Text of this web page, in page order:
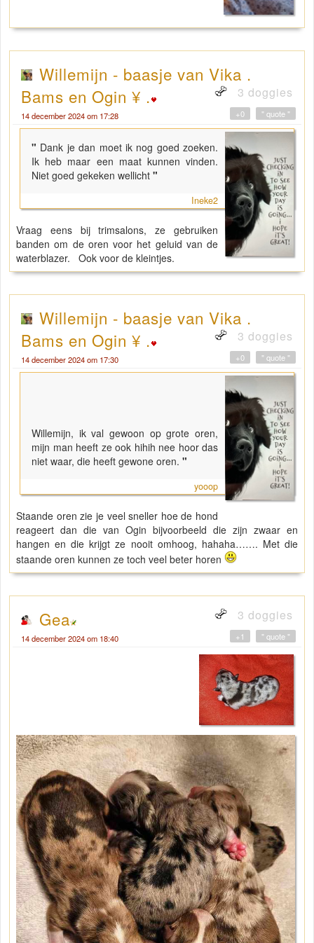
Willemijn - baasje van Vika .
Bams en Ogin ¥ .
3 doggies
14 december 2024 om 17:28 " quote "
+0
" Dank je dan moet ik nog goed zoeken.
Ik heb maar een maat kunnen vinden.
Niet goed gekeken wellicht "
Ineke2
Vraag eens bij trimsalons, ze gebruiken
banden om de oren voor het geluid van de
waterblazer. Ook voor de kleintjes.
Willemijn - baasje van Vika .
Bams en Ogin ¥ .
3 doggies
14 december 2024 om 17:30 " quote "
+0
Willemijn, ik val gewoon op grote oren,
mijn man heeft ze ook hihih nee hoor das
niet waar, die heeft gewone oren. "
yooop
Staande oren zie je veel sneller hoe de hond
reageert dan die van Ogin bijvoorbeeld die zijn zwaar en
hangen en die krijgt ze nooit omhoog, hahaha……. Met die
staande oren kunnen ze toch veel beter horen
Gea 3 doggies
14 december 2024 om 18:40 " quote "
+1